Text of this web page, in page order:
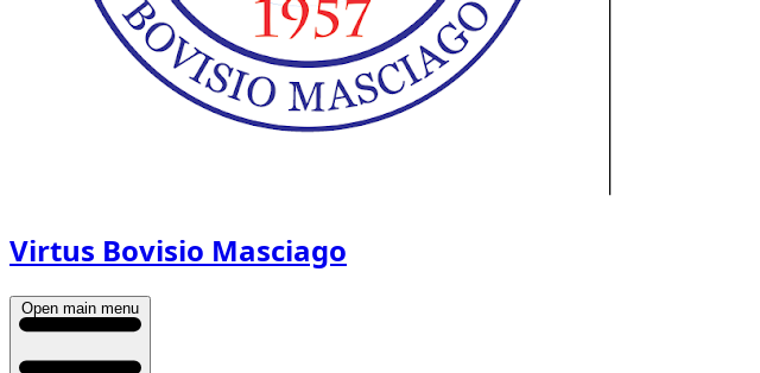
Virtus Bovisio Masciago
Open main menu